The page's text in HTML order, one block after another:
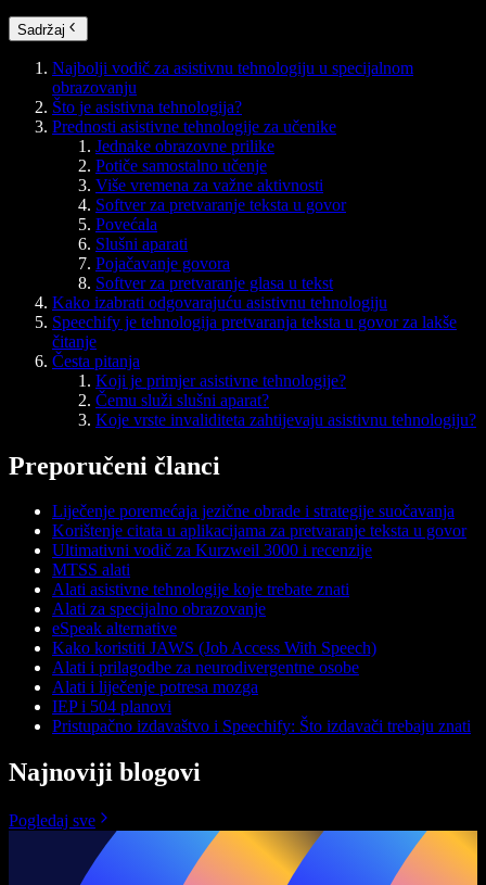
Sadržaj
Najbolji vodič za asistivnu tehnologiju u specijalnom
obrazovanju
Što je asistivna tehnologija?
Prednosti asistivne tehnologije za učenike
Jednake obrazovne prilike
Potiče samostalno učenje
Više vremena za važne aktivnosti
Softver za pretvaranje teksta u govor
Povećala
Slušni aparati
Pojačavanje govora
Softver za pretvaranje glasa u tekst
Kako izabrati odgovarajuću asistivnu tehnologiju
Speechify je tehnologija pretvaranja teksta u govor za lakše
čitanje
Česta pitanja
Koji je primjer asistivne tehnologije?
Čemu služi slušni aparat?
Koje vrste invaliditeta zahtijevaju asistivnu tehnologiju?
Preporučeni članci
Liječenje poremećaja jezične obrade i strategije suočavanja
Korištenje citata u aplikacijama za pretvaranje teksta u govor
Ultimativni vodič za Kurzweil 3000 i recenzije
MTSS alati
Alati asistivne tehnologije koje trebate znati
Alati za specijalno obrazovanje
eSpeak alternative
Kako koristiti JAWS (Job Access With Speech)
Alati i prilagodbe za neurodivergentne osobe
Alati i liječenje potresa mozga
IEP i 504 planovi
Pristupačno izdavaštvo i Speechify: Što izdavači trebaju znati
Najnoviji blogovi
Pogledaj sve